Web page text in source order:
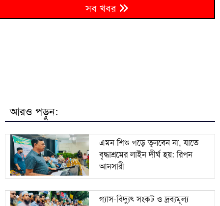
বিএনপিতে রাষ্ট্রপতি নির্বাচন ঘিরে নানা সমীকরণ, সিদ্ধান্ত
নেবেন তারেক রহমান
৯ হাসিনা?
১০ দিল্লিকে কড়া বার্তা ঢাকার; ভারতের চোখ রাঙানির দিন কি
তবে শেষ?
সব খবর
আরও পড়ুন:
এমন শিশু গড়ে তুলবেন না, যাতে
বৃদ্ধাশ্রমের লাইন দীর্ঘ হয়: রিপন
আনসারী
গ্যাস-বিদ্যুৎ সংকট ও দ্রব্যমূল্য